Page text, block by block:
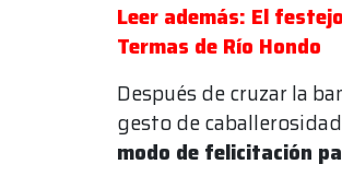
Leer además: El
Termas de Río Hondo
Después de cruzar la
gesto de
modo de felicitación